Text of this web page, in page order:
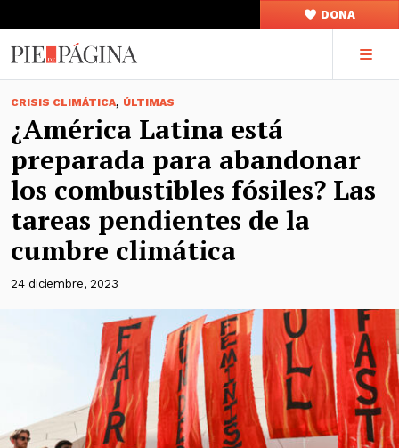
DONA
CRISIS CLIMÁTICA, ÚLTIMAS
¿América Latina está
preparada para abandonar
los combustibles fósiles? Las
tareas pendientes de la
cumbre climática
24 diciembre, 2023